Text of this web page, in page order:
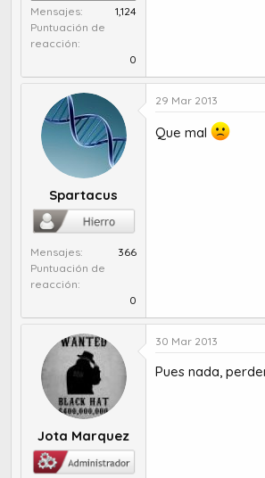
Mensajes
1,124
Puntuación de
reacción
0
Spartacus
Mensajes
366
Puntuación de
reacción
0
29 Mar 2013
Que mal
Jota Marquez
30 Mar 2013
Pues nada,